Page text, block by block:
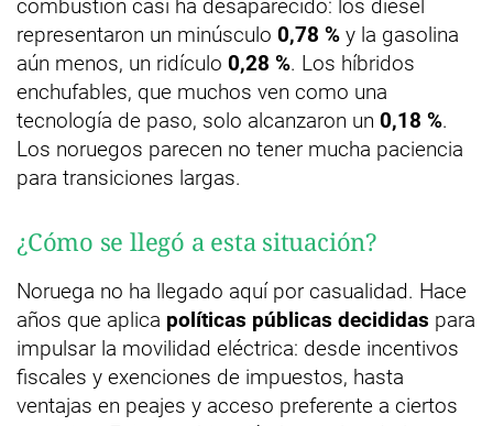
combustión casi ha desaparecido: los diésel
representaron un minúsculo 0,78 % y la gasolina
aún menos, un ridículo 0,28 %. Los híbridos
enchufables, que muchos ven como una
tecnología de paso, solo alcanzaron un 0,18 %.
Los noruegos parecen no tener mucha paciencia
para transiciones largas.
¿Cómo se llegó a esta situación?
Noruega no ha llegado aquí por casualidad. Hace
años que aplica políticas públicas decididas para
impulsar la movilidad eléctrica: desde incentivos
fiscales y exenciones de impuestos, hasta
ventajas en peajes y acceso preferente a ciertos